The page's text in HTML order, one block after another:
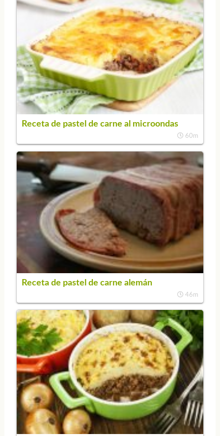
Receta de pastel de carne al microondas
60m
Receta de pastel de carne alemán
46m